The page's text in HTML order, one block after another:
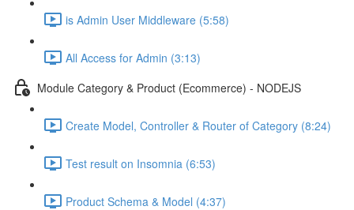
is Admin User Middleware (5:58)
All Access for Admin (3:13)
Module Category & Product (Ecommerce) - NODEJS
Create Model, Controller & Router of Category (8:24)
Test result on Insomnia (6:53)
Product Schema & Model (4:37)